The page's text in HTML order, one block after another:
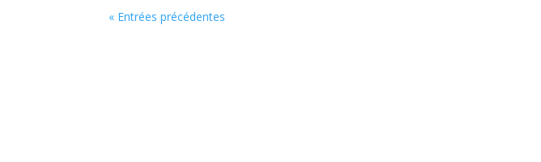
« Entrées précédentes